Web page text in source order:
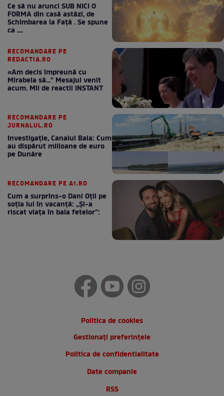
Ce să nu arunci SUB NICI O
FORMA din casă astăzi, de
Schimbarea la Față . Se spune
ca ....
RECOMANDARE PE
REDACTIA.RO
«Am decis împreună cu
Mirabela să..." Mesajul venit
acum. Mii de reactii INSTANT
RECOMANDARE PE
JURNALUL.RO
Investigație, Canalul Bala: Cum
au dispărut milioane de euro
pe Dunăre
RECOMANDARE PE A1.RO
Cum a surprins-o Dani Oțil pe
soția lui în vacanță: „Și-a
riscat viața în baia fetelor”:
Politica de cookies
Gestionați preferințele
Politica de confidentialitate
Date companie
RSS